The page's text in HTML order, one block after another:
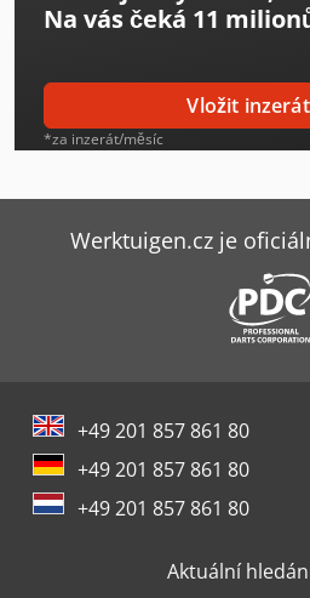
Gildemeister Gac 42
Gildemeister Mf Sprint 65
Gildemeister Nef 320
Gildemeister Nef 320 K
Gildemeister Nef 600
Gildemeister Nef 710
Gildemeister Sprint 65 Linear
Na vás čeká 11
Vložit
*za inzerát/měsíc
Werktuigen.cz je
+49 201 857 861 80
+49 201 857 861 80
+49 201 857 861 80
Aktuální